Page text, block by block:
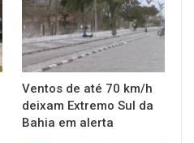
Ventos de até 70 km/h
deixam Extremo Sul da
Bahia em alerta